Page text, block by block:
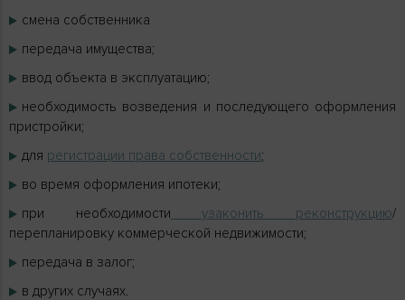
смена собственника
передача имущества;
ввод объекта в эксплуатацию;
необходимость возведения и последующего оформления
пристройки;
для регистрации права собственности;
во время оформления ипотеки;
при необходимости узаконить реконструкцию/
перепланировку коммерческой недвижимости;
передача в залог;
в других случаях.